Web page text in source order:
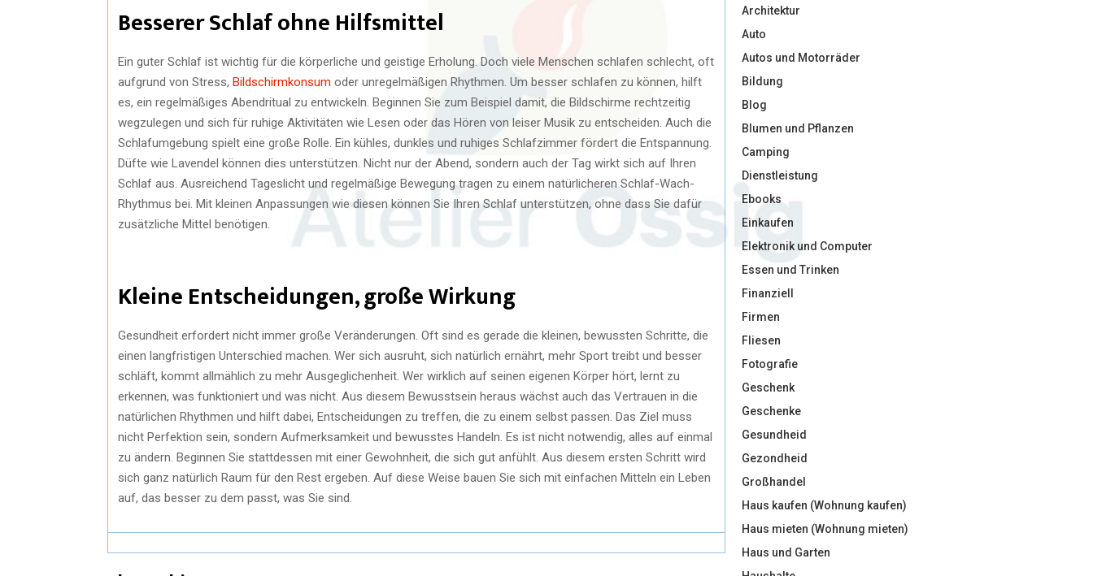
Besserer Schlaf ohne Hilfsmittel
Ein guter Schlaf ist wichtig für die körperliche und geistige Erholung. Doch viele Menschen schlafen schlecht, oft
aufgrund von Stress, Bildschirmkonsum oder unregelmäßigen Rhythmen. Um besser schlafen zu können, hilft
es, ein regelmäßiges Abendritual zu entwickeln. Beginnen Sie zum Beispiel damit, die Bildschirme rechtzeitig
wegzulegen und sich für ruhige Aktivitäten wie Lesen oder das Hören von leiser Musik zu entscheiden. Auch die
Schlafumgebung spielt eine große Rolle. Ein kühles, dunkles und ruhiges Schlafzimmer fördert die Entspannung.
Düfte wie Lavendel können dies unterstützen. Nicht nur der Abend, sondern auch der Tag wirkt sich auf Ihren
Schlaf aus. Ausreichend Tageslicht und regelmäßige Bewegung tragen zu einem natürlicheren Schlaf-Wach-
Rhythmus bei. Mit kleinen Anpassungen wie diesen können Sie Ihren Schlaf unterstützen, ohne dass Sie dafür
zusätzliche Mittel benötigen.
Kleine Entscheidungen, große Wirkung
Gesundheit erfordert nicht immer große Veränderungen. Oft sind es gerade die kleinen, bewussten Schritte, die
einen langfristigen Unterschied machen. Wer sich ausruht, sich natürlich ernährt, mehr Sport treibt und besser
schläft, kommt allmählich zu mehr Ausgeglichenheit. Wer wirklich auf seinen eigenen Körper hört, lernt zu
erkennen, was funktioniert und was nicht. Aus diesem Bewusstsein heraus wächst auch das Vertrauen in die
natürlichen Rhythmen und hilft dabei, Entscheidungen zu treffen, die zu einem selbst passen. Das Ziel muss
nicht Perfektion sein, sondern Aufmerksamkeit und bewusstes Handeln. Es ist nicht notwendig, alles auf einmal
zu ändern. Beginnen Sie stattdessen mit einer Gewohnheit, die sich gut anfühlt. Aus diesem ersten Schritt wird
sich ganz natürlich Raum für den Rest ergeben. Auf diese Weise bauen Sie sich mit einfachen Mitteln ein Leben
auf, das besser zu dem passt, was Sie sind.
Architektur
Auto
Autos und Motorräder
Bildung
Blog
Blumen und Pflanzen
Camping
Dienstleistung
Ebooks
Einkaufen
Elektronik und Computer
Essen und Trinken
Finanziell
Firmen
Fliesen
Fotografie
Geschenk
Geschenke
Gesundheid
Gezondheid
Großhandel
Haus kaufen (Wohnung kaufen)
Haus mieten (Wohnung mieten)
Haus und Garten